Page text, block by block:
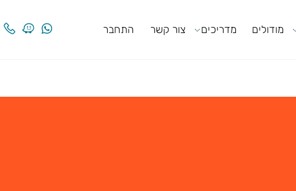
מודולים מדריכים צור קשר התחבר